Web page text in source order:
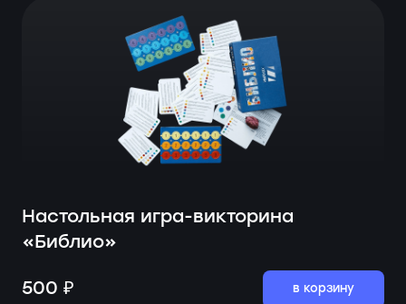
Настольная игра-викторина
«Библио»
500 ₽
в корзину